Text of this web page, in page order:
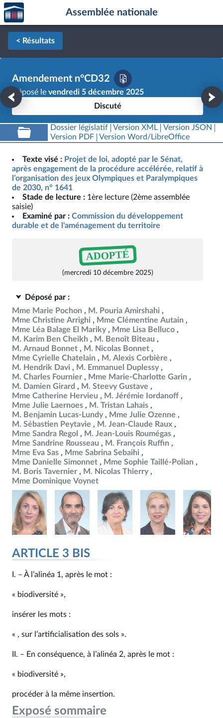
Aller au contenu
Aller en bas de la page
Accèder
à la
page
d'accueil
Assemblée nationale
< Résultats
Amendement n°CD32
Déposé le vendredi 5 décembre 2025
Discuté
Dossier législatif Version XML
Version JSON
Version PDF
Version Word/LibreOffice
Texte visé : Projet de loi, adopté par le Sénat,
après engagement de la procédure accélérée, relatif à
l’organisation des jeux Olympiques et Paralympiques
de 2030, n° 1641
Stade de lecture : 1ère lecture (2ème assemblée
saisie)
Examiné par : Commission du développement
durable et de l'aménagement du territoire
ADOPTÉ
(mercredi 10 décembre 2025)
Déposé par :
Mme Marie Pochon
M. Pouria Amirshahi
Mme Christine Arrighi
Mme Clémentine Autain
Mme Léa Balage El Mariky
Mme Lisa Belluco
M. Karim Ben Cheikh
M. Benoît Biteau
M. Arnaud Bonnet
M. Nicolas Bonnet
Mme Cyrielle Chatelain
M. Alexis Corbière
M. Hendrik Davi
M. Emmanuel Duplessy
M. Charles Fournier
Mme Marie-Charlotte Garin
M. Damien Girard
M. Steevy Gustave
Mme Catherine Hervieu
M. Jérémie Iordanoff
Mme Julie Laernoes
M. Tristan Lahais
M. Benjamin Lucas-Lundy
Mme Julie Ozenne
M. Sébastien Peytavie
M. Jean-Claude Raux
Mme Sandra Regol
M. Jean-Louis Roumégas
Mme Sandrine Rousseau
M. François Ruffin
Mme Eva Sas
Mme Sabrina Sebaihi
Mme Danielle Simonnet
Mme Sophie Taillé-Polian
M. Boris Tavernier
M. Nicolas Thierry
Mme Dominique Voynet
ARTICLE 3 BIS
I. – À l’alinéa 1, après le mot :
« biodiversité »,
insérer les mots :
« , sur l’artificialisation des sols ».
II. – En conséquence, à l’alinéa 2, après le mot :
« biodiversité »,
procéder à la même insertion.
Exposé sommaire